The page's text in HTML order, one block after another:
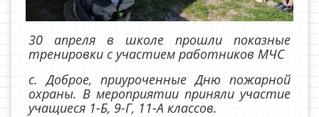
30 апреля в школе прошли показные
тренировки с участием работников МЧС
с. Доброе, приуроченные Дню пожарной
охраны. В мероприятии приняли участие
учащиеся 1-Б, 9-Г, 11-А классов.